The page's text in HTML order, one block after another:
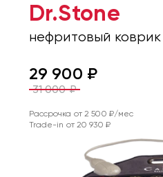
Dr.Stone
нефритовый коврик
29 900 ₽
31 000₽
Рассрочка от2 500 ₽/мес
Trade-in от 20 930 ₽